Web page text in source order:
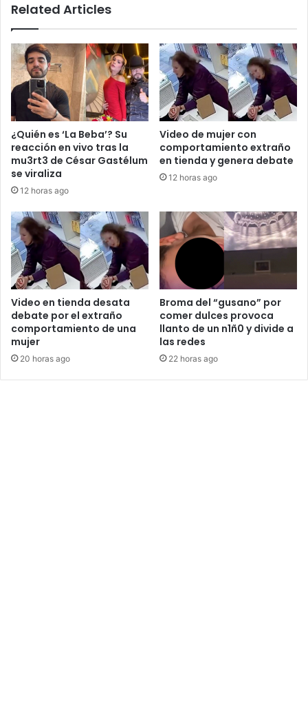
Related Articles
¿Quién es ‘La Beba’? Su
reacción en vivo tras la
mu3rt3 de César Gastélum
se viraliza
12 horas ago
Video de mujer con
comportamiento extraño
en tienda y genera debate
12 horas ago
Video en tienda desata
debate por el extraño
comportamiento de una
mujer
20 horas ago
Broma del “gusano” por
comer dulces provoca
llanto de un n1ñ0 y divide a
las redes
22 horas ago